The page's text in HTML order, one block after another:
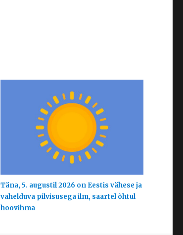
Täna, 5. augustil 2026 on Eestis vähese ja
vahelduva pilvisusega ilm, saartel õhtul
hoovihma